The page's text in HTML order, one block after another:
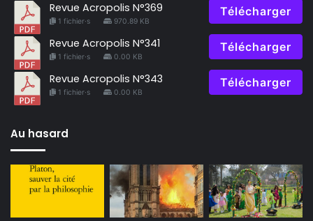
Revue Acropolis N°369
1 fichier·s 970.89 KB
Télécharger
Revue Acropolis N°341
1 fichier·s 0.00 KB
Télécharger
Revue Acropolis N°343
1 fichier·s 0.00 KB
Télécharger
Au hasard